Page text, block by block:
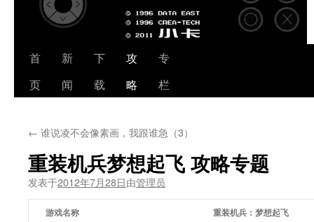
首
页
新
闻
下
载
攻
略
专
栏
← 谁说凌不会像素画，我跟谁急（3）
重装机兵梦想起飞 攻略专题
发表于2012年7月28日由管理员
游戏名称 重装机兵：梦想起飞